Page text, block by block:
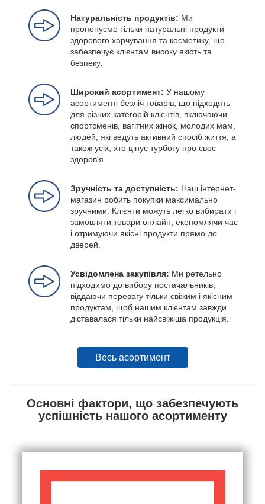
Натуральність продуктів: Ми
пропонуємо тільки натуральні продукти
здорового харчування та косметику, що
забезпечує клієнтам високу якість та
безпеку.
Широкий асортимент: У нашому
асортименті безліч товарів, що підходять
для різних категорій клієнтів, включаючи
спортсменів, вагітних жінок, молодих мам,
людей, які ведуть активний спосіб життя, а
також усіх, хто цінує турботу про своє
здоров'я.
Зручність та доступність: Наш інтернет-
магазин робить покупки максимально
зручними. Клієнти можуть легко вибирати і
замовляти товари онлайн, економлячи час
і отримуючи якісні продукти прямо до
дверей.
Усвідомлена закупівля: Ми ретельно
підходимо до вибору постачальників,
віддаючи перевагу тільки свіжим і якісним
продуктам, щоб нашим клієнтам завжди
діставалася тільки найсвіжіша продукція.
Весь асортимент
Основні фактори, що забезпечують
успішність нашого асортименту